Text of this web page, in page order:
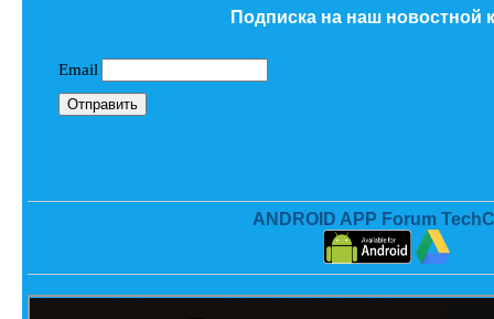
Подписка на наш новостной
ANDROID APP Forum